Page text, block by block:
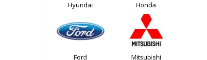
Hyundai Honda
Ford Mitsubishi